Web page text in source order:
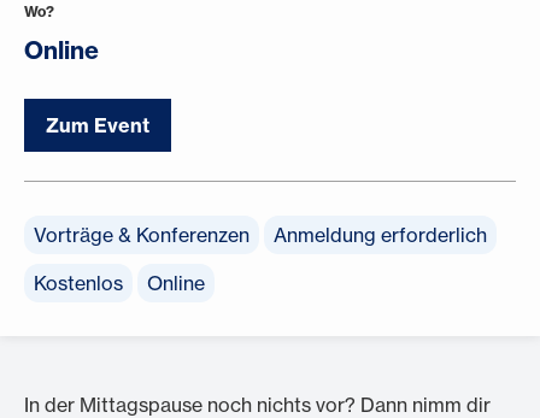
Wo?
Online
Zum Event
Vorträge & Konferenzen
Anmeldung erforderlich
Kostenlos
Online
In der Mittagspause noch nichts vor? Dann nimm dir